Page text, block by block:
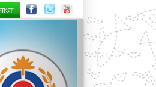
বাংলা
Next